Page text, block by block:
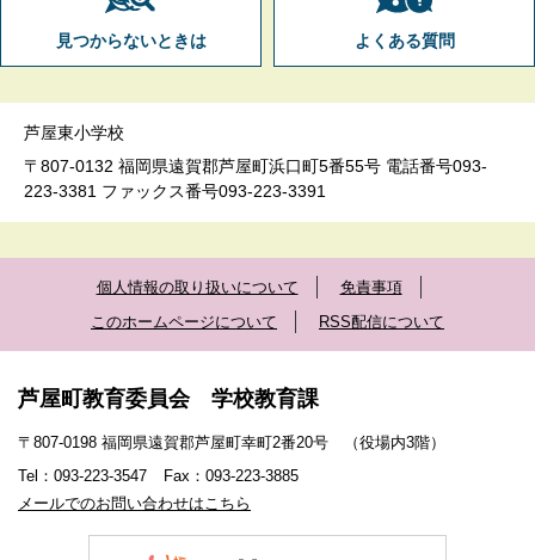
見つからないときは よくある質問
芦屋東小学校
〒807-0132 福岡県遠賀郡芦屋町浜口町5番55号 電話番号093-
223-3381 ファックス番号093-223-3391
個人情報の取り扱いについて
免責事項
このホームページについて
RSS配信について
芦屋町教育委員会 学校教育課
〒807-0198 福岡県遠賀郡芦屋町幸町2番20号 （役場内3階）
Tel：093-223-3547
Fax：093-223-3885
メールでのお問い合わせはこちら